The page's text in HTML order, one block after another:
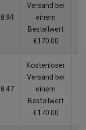
Versand bei
einem
Bestellwert
€170.00
Kostenloser
Versand bei
einem
Bestellwert
€170.00